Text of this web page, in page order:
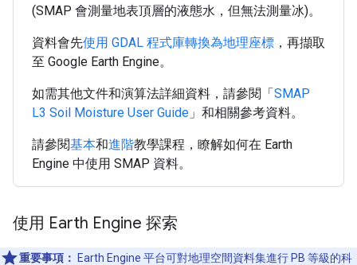
(SMAP 會測量地表頂層的液態水，但無法測量冰)。
資料會先使用 GDAL 程式庫轉換為地理座標 ，再擷取
至 Google Earth Engine。
如需其他文件和演算法詳細資料，請參閱「SMAP
L3 Soil Moisture User Guide 」和相關參考資料。
請參閱基本和進階教學課程，瞭解如何在 Earth
Engine 中使用 SMAP 資料。
使用 Earth Engine 探索
重要事項：
Earth Engine 平台可對地理空間資料集進行 PB 等級的科